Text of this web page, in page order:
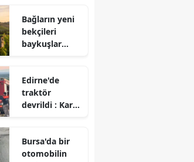
Bağların yeni
bekçileri
baykuşlar
kutusu
kuruldu
Edirne'de
traktör
devrildi : Karı
Bursa'da bir
otomobilin